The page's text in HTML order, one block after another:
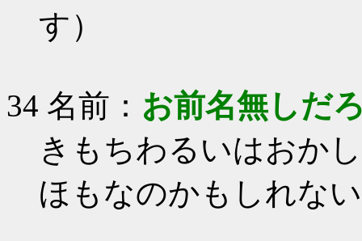
す）
34 名前： お前名無しだ
きもちわるいはおか
ほもなのかもしれな